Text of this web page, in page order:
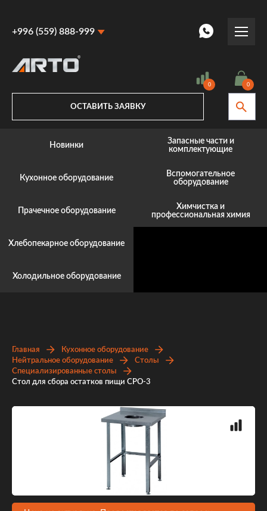
+996 (559) 888-999
+996 (559) 888-999
0 0
ОСТАВИТЬ ЗАЯВКУ
Новинки
Кухонное оборудование
Прачечное оборудование
Хлебопекарное оборудование
Холодильное оборудование
Запасные части и
комплектующие
Вспомогательное
оборудование
Химчистка и
профессиональная химия
Главная
Кухонное оборудование
Нейтральное оборудование
Столы
Специализированные столы
Стол для сбора остатков пищи СРО-3